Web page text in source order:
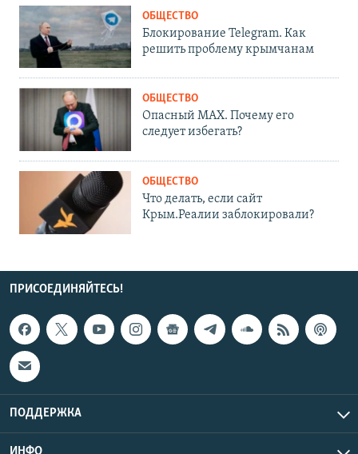
ОБЩЕСТВО
Блокирование Telegram. Как
решить проблему крымчанам
ОБЩЕСТВО
Опасный MAX. Почему его
следует избегать?
ОБЩЕСТВО
Что делать, если сайт
Крым.Реалии заблокировали?
ПРИСОЕДИНЯЙТЕСЬ!
ПОДДЕРЖКА